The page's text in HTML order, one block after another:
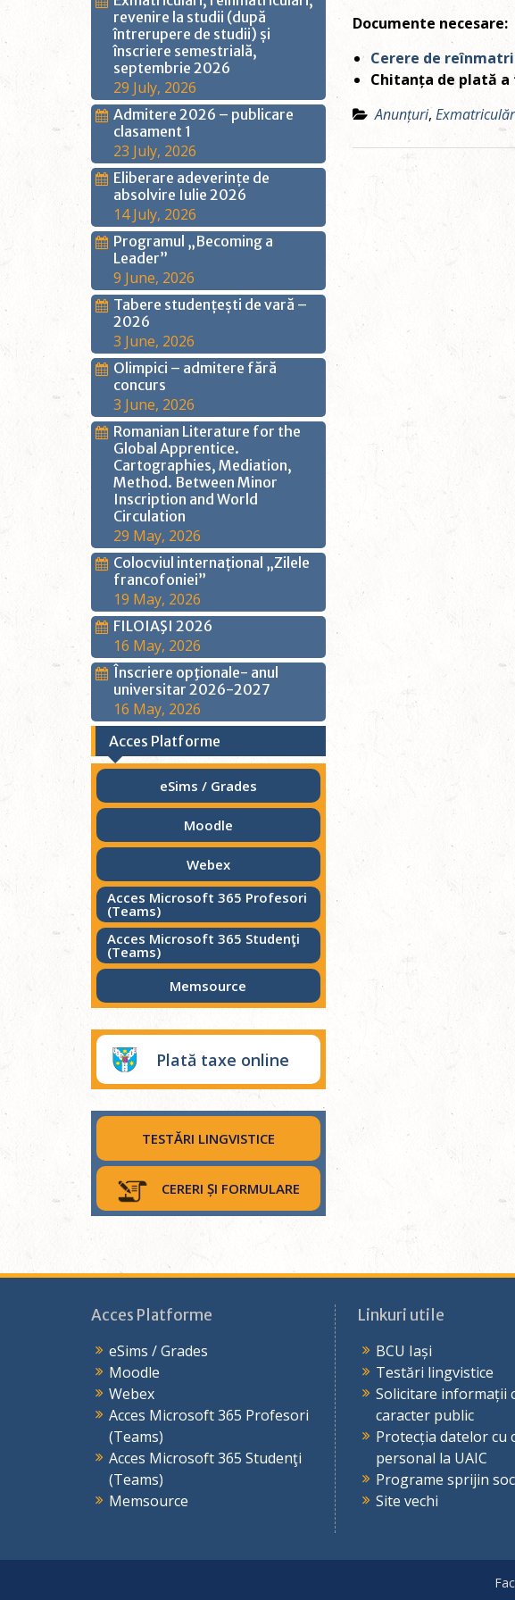
Documente necesare:
Cerere de
Chitanța de plată
Anunțuri,
revenire la studii (după
întrerupere de studii) și
înscriere semestrială,
septembrie 2026
29 July, 2026
Admitere 2026 – publicare
clasament 1
23 July, 2026
Eliberare adeverințe de
absolvire Iulie 2026
14 July, 2026
Programul „Becoming a
Leader”
9 June, 2026
Tabere studențești de vară –
2026
3 June, 2026
Olimpici – admitere fără
concurs
3 June, 2026
Romanian Literature for the
Global Apprentice.
Cartographies, Mediation,
Method. Between Minor
Inscription and World
Circulation
29 May, 2026
Colocviul internațional „Zilele
francofoniei”
19 May, 2026
FILOIAŞI 2026
16 May, 2026
Înscriere opţionale- anul
universitar 2026-2027
16 May, 2026
Acces Platforme
eSims / Grades
Moodle
Webex
Acces Microsoft 365 Profesori
(Teams)
Acces Microsoft 365 Studenţi
(Teams)
Memsource
Plată taxe online
TESTĂRI LINGVISTICE
CERERI ȘI FORMULARE
Acces Platforme
eSims / Grades
Moodle
Webex
Acces Microsoft 365 Profesori
(Teams)
Acces Microsoft 365 Studenţi
(Teams)
Memsource
Linkuri utile
BCU Iași
Testări lingvistice
Solicitare informații
caracter public
Protecția datelor cu
personal la UAIC
Programe sprijin
Site vechi